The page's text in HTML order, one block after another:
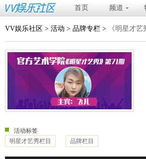
首页 频道
VV娱乐社区 > 活动 > 品牌专栏 > 《明星才
活动标签
明星才艺秀栏目
品牌栏目